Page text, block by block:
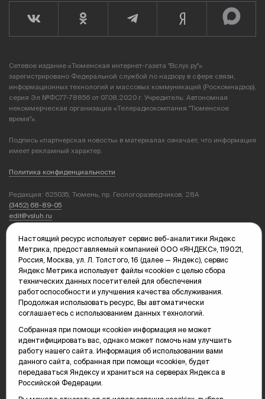
Сетевое издание «Тюменская интернет-газета "Вслух.ру"»
зарегистрировано Федеральной службой по надзору в сфере связи,
информационных технологий и массовых коммуникаций (Роскомнадзор),
серия Эл №ФС77-78856 от 07.08.2020 г. Учредитель: Автономная
некоммерческая организация «Телерадиокомпания "Тюменское
время"».
Подпись «партнерская новость» в материалах означает, что информация
имеет рекламный характер.
Политика конфиденциальности
Редакция: 625035, Тюмень, пр. Геологоразведчиков, 28А
(3452) 68-89-05
edit@vsluh.ru
Главный редактор: Панкина Т.Ю.
kika@vsluh.ru
По вопросам рекламы:
(3452) 68-89-78
kotovaev@sibinformburo.ru
mim@vsluh.ru
© 2000-2026 Тюменская интернет-газета «Вслух.ру»
Настоящий ресурс использует сервис веб-аналитики Яндекс
Метрика, предоставляемый компанией ООО «ЯНДЕКС», 119021,
Россия, Москва, ул. Л. Толстого, 16 (далее — Яндекс), сервис
Яндекс Метрика использует файлы «cookie» с целью сбора
технических данных посетителей для обеспечения
работоспособности и улучшения качества обслуживания.
Продолжая использовать ресурс, Вы автоматически
соглашаетесь с использованием данных технологий.
Собранная при помощи «cookie» информация не может
идентифицировать вас, однако может помочь нам улучшить
работу нашего сайта. Информация об использовании вами
данного сайта, собранная при помощи «cookie», будет
передаваться Яндексу и храниться на серверах Яндекса в
Российской Федерации.